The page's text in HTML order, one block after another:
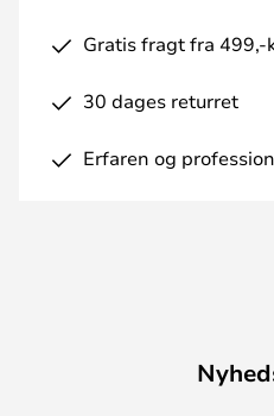
Gratis fragt fra 499,-
30 dages returret
Erfaren og